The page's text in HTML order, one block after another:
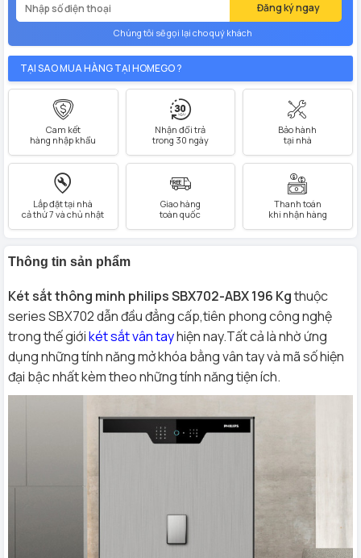
Đăng ký ngay
Chúng tôi sẽ gọi lại cho quý khách
TẠI SAO MUA HÀNG TẠI HOMEGO ?
Cam kết
hàng nhập khẩu
Nhận đổi trả
trong 30 ngày
Bảo hành
tại nhà
Lắp đặt tại nhà
cả thứ 7 và chủ nhật
Giao hàng
toàn quốc
Thanh toán
khi nhận hàng
Thông tin sản phẩm
Két sắt thông minh philips SBX702-ABX 196 Kgthuộc
series SBX702 dẫn đầu đẳng cấp,tiên phong công nghệ
trong thế giớikét sắt vân tayhiện nay.Tất cả là nhờ ứng
dụng những tính năng mở khóa bằng vân tay và mã số hiện
đại bậc nhất kèm theo những tính năng tiện ích.